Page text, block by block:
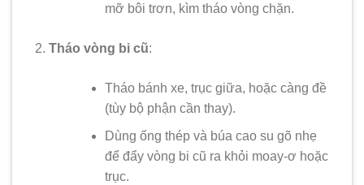
mỡ bôi trơn, kìm tháo vòng chặn.
Tháo vòng bi cũ:
Tháo bánh xe, trục giữa, hoặc càng đề
(tùy bộ phận cần thay).
Dùng ống thép và búa cao su gõ nhẹ
để đẩy vòng bi cũ ra khỏi moay-ơ hoặc
trục.